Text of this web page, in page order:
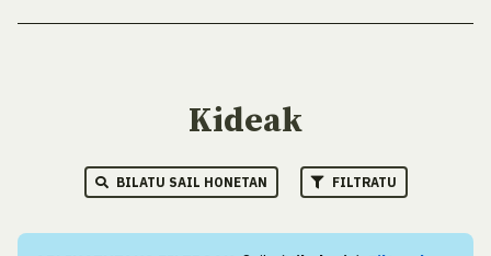
Kideak
BILATU SAIL HONETAN FILTRATU